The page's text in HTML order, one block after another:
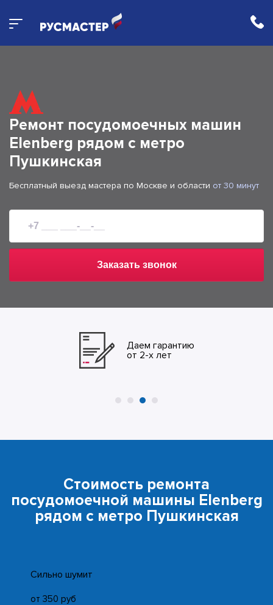
Ремонт посудомоечных машин
Elenberg рядом с метро
Пушкинская
Бесплатный выезд мастера по Москве и области от 30 минут
Заказать звонок
Даем гарантию
от 2-х лет
Стоимость ремонта
посудомоечной машины Elenberg
рядом с метро Пушкинская
Cильно шумит
от 350 руб